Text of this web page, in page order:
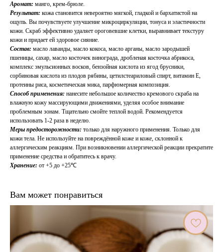
Аромат: манго, крем-брюле.
Результат: кожа становится невероятно мягкой, гладкой и бархатистой на
ощупь. Вы почувствуете улучшение микроциркуляции, тонуса и эластичности
кожи. Скраб эффективно удаляет ороговевшие клетки, выравнивает текстуру
кожи и придает ей здоровое сияние.
Состав: масло лаванды, масло кокоса, масло арганы, масло зародышей
пшеницы, сахар, масло косточек винограда, дробленая косточка абрикоса,
комплекс эмульсионных восков, бензойная кислота из ягод брусники,
сорбиновая кислота из плодов рябины, цетилстеариловый спирт, витамин Е,
протеины риса, косметическая мика, парфюмерная композиция.
Способ применения: нанесите небольшое количество кремового скраба на
влажную кожу массирующими движениями, уделяя особое внимание
проблемным зонам. Тщательно смойте теплой водой. Рекомендуется
использовать 1-2 раза в неделю.
Меры предосторожности: только для наружного применения. Только для
кожи тела. Не используйте на повреждённой коже и коже, склонной к
аллергическим реакциям. При возникновении аллергической реакции прекратите
применение средства и обратитесь к врачу.
Хранение: от +5 до +25℃
Вам может понравиться